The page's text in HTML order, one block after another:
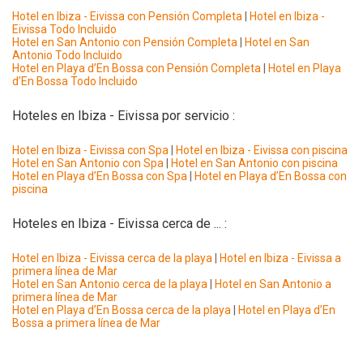
Hotel en Ibiza - Eivissa con Pensión Completa
Hotel en Ibiza -
Eivissa Todo Incluido
Hotel en San Antonio con Pensión Completa
Hotel en San
Antonio Todo Incluido
Hotel en Playa d’En Bossa con Pensión Completa
Hotel en Playa
d’En Bossa Todo Incluido
Hoteles en Ibiza - Eivissa por servicio :
Hotel en Ibiza - Eivissa con Spa
Hotel en Ibiza - Eivissa con piscina
Hotel en San Antonio con Spa
Hotel en San Antonio con piscina
Hotel en Playa d’En Bossa con Spa
Hotel en Playa d’En Bossa con
piscina
Hoteles en Ibiza - Eivissa cerca de ... :
Hotel en Ibiza - Eivissa cerca de la playa
Hotel en Ibiza - Eivissa a
primera línea de Mar
Hotel en San Antonio cerca de la playa
Hotel en San Antonio a
primera línea de Mar
Hotel en Playa d’En Bossa cerca de la playa
Hotel en Playa d’En
Bossa a primera línea de Mar